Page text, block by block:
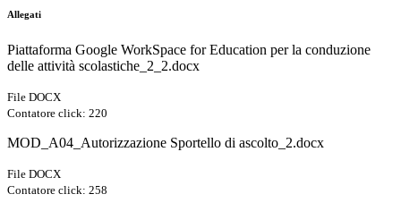
Allegati
Piattaforma Google WorkSpace for Education per la conduzione
delle attività scolastiche_2_2.docx
File DOCX
Contatore click: 220
MOD_A04_Autorizzazione Sportello di ascolto_2.docx
File DOCX
Contatore click: 258